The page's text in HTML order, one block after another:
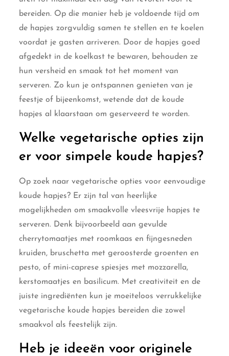
bereiden. Op die manier heb je voldoende tijd om
de hapjes zorgvuldig samen te stellen en te koelen
voordat je gasten arriveren. Door de hapjes goed
afgedekt in de koelkast te bewaren, behouden ze
hun versheid en smaak tot het moment van
serveren. Zo kun je ontspannen genieten van je
feestje of bijeenkomst, wetende dat de koude
hapjes al klaarstaan om geserveerd te worden.
Welke vegetarische opties zijn
er voor simpele koude hapjes?
Op zoek naar vegetarische opties voor eenvoudige
koude hapjes? Er zijn tal van heerlijke
mogelijkheden om smaakvolle vleesvrije hapjes te
serveren. Denk bijvoorbeeld aan gevulde
cherrytomaatjes met roomkaas en fijngesneden
kruiden, bruschetta met geroosterde groenten en
pesto, of mini-caprese spiesjes met mozzarella,
kerstomaatjes en basilicum. Met creativiteit en de
juiste ingrediënten kun je moeiteloos verrukkelijke
vegetarische koude hapjes bereiden die zowel
smaakvol als feestelijk zijn.
Heb je ideeën voor originele